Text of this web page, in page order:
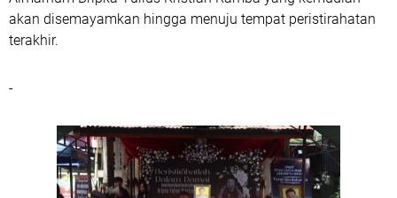
akan disemayamkan hingga menuju tempat peristirahatan
terakhir.
-